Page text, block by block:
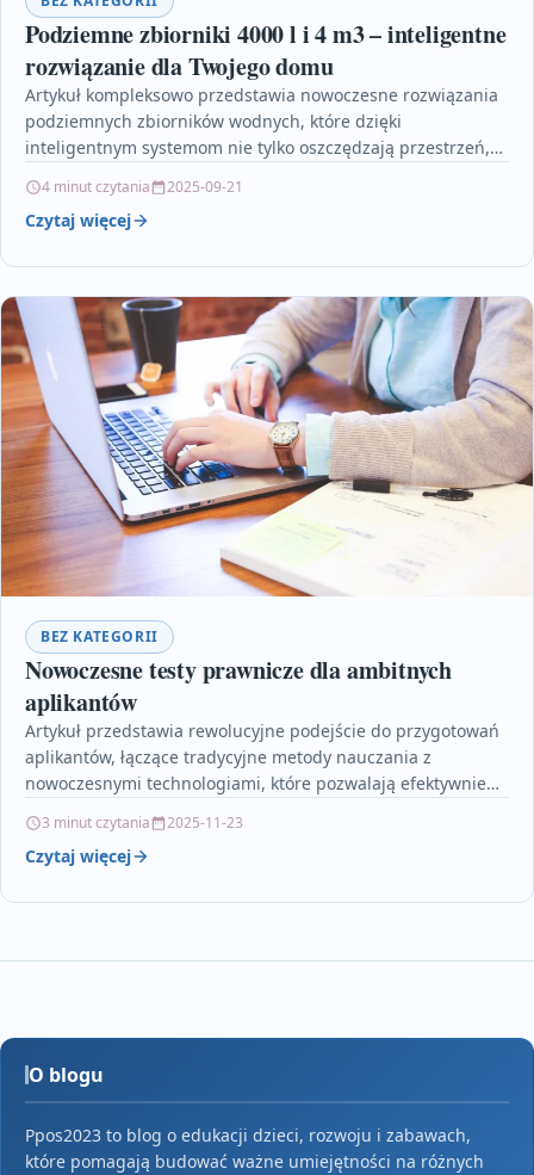
Podziemne zbiorniki 4000 l i 4 m3 – inteligentne
rozwiązanie dla Twojego domu
Artykuł kompleksowo przedstawia nowoczesne rozwiązania
podziemnych zbiorników wodnych, które dzięki
inteligentnym systemom nie tylko oszczędzają przestrzeń,
w Twoim…
4 minut czytania 2025-09-21
Czytaj więcej
BEZ KATEGORII
Nowoczesne testy prawnicze dla ambitnych
aplikantów
Artykuł przedstawia rewolucyjne podejście do przygotowań
aplikantów, łączące tradycyjne metody nauczania z
nowoczesnymi technologiami, które pozwalają efektywnie
innowacyjne testy…
3 minut czytania 2025-11-23
Czytaj więcej
O blogu
Ppos2023 to blog o edukacji dzieci, rozwoju i zabawach,
które pomagają budować ważne umiejętności na różnych